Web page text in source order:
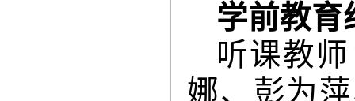
学前教育
听课教
娜、彭为